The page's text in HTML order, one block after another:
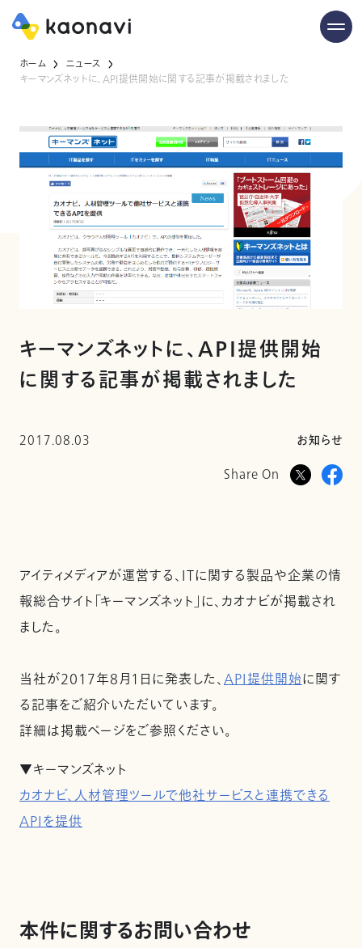
ホーム
ニュース
キーマンズネットに、API提供開始に関する記事が掲載されました
キーマンズネットに、API提供開始
に関する記事が掲載されました
2017.08.03 お知らせ
Share On
アイティメディアが運営する、ITに関する製品や企業の情
報総合サイト「キーマンズネット」に、カオナビが掲載され
ました。
当社が2017年8月1日に発表した、API提供開始に関す
る記事をご紹介いただいています。
詳細は掲載ページをご参照ください。
▼キーマンズネット
カオナビ、人材管理ツールで他社サービスと連携できる
APIを提供
本件に関するお問い合わせ